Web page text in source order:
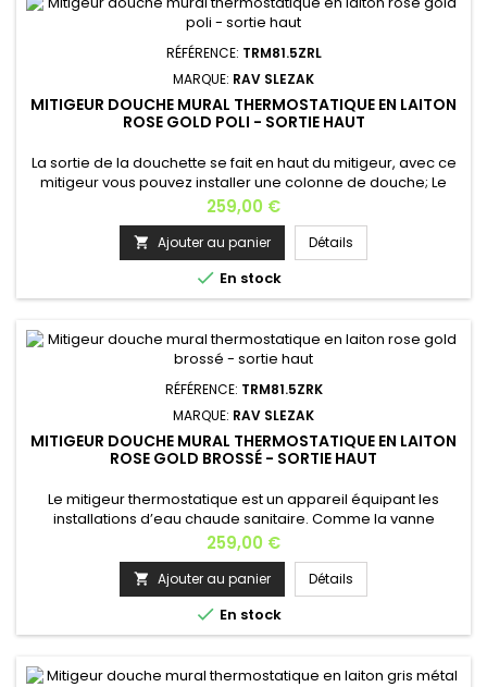
RÉFÉRENCE: TRM81.5ZRL
MARQUE: RAV SLEZAK
MITIGEUR DOUCHE MURAL THERMOSTATIQUE EN LAITON
ROSE GOLD POLI - SORTIE HAUT
La sortie de la douchette se fait en haut du mitigeur, avec ce
mitigeur vous pouvez installer une colonne de douche; Le
mitigeur thermostatique est un appareil équipant les
installations d’eau chaude sanitaire. Longueur: 28,5
cm Profondeur: 9 cm Hauteur: 8 cm Matière: laiton Finition:
rose gold poli Poids: 2,5 kg Garantie: 6 ans En option: la
douchette...
Prix
259,00 €
 Ajouter au panier Détails
 En stock
RÉFÉRENCE: TRM81.5ZRK
MARQUE: RAV SLEZAK
MITIGEUR DOUCHE MURAL THERMOSTATIQUE EN LAITON
ROSE GOLD BROSSÉ - SORTIE HAUT
Le mitigeur thermostatique est un appareil équipant les
installations d’eau chaude sanitaire. Comme la vanne
thermostatique, il réalise une action sur les débits en fonction
d’une température. Longueur: 28,5 cm Profondeur: 9
cm Hauteur: 8 cm Matière: laiton Finition: rose gold brossé
Poids: 2,5 kg Garantie: 6 ansEn option: la douchette avec
support...
Prix
259,00 €
 Ajouter au panier Détails
 En stock